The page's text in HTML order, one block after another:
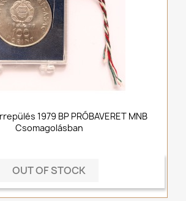
1979 BP PRÓBAVERET MNB
Csomagolásban
OUT OF STOCK